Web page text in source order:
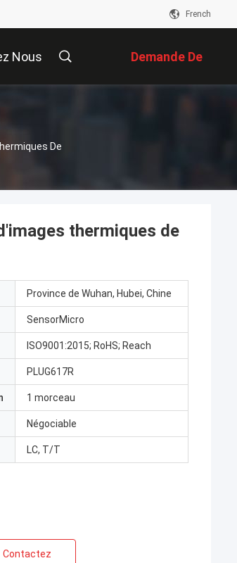
French
Nous Demande De
Soumission
De
thermiques de
Province de Wuhan, Hubei, Chine
SensorMicro
ISO9001:2015; RoHS; Reach
PLUG617R
1 morceau
Négociable
LC, T/T
Contactez